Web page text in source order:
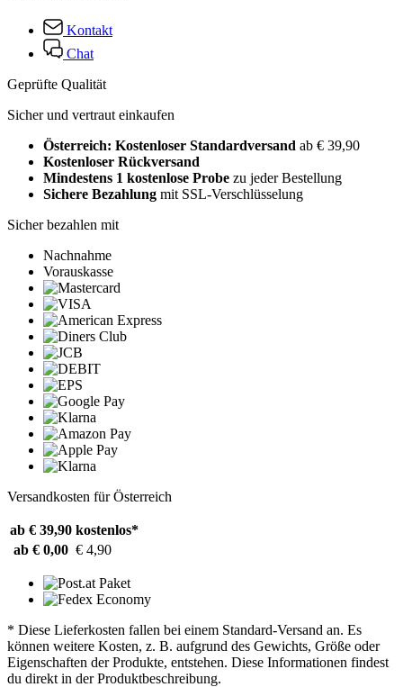
Kontakt
Chat
Geprüfte Qualität
Sicher und vertraut einkaufen
Österreich: Kostenloser Standardversand ab € 39,90
Kostenloser Rückversand
Mindestens 1 kostenlose Probe zu jeder Bestellung
Sichere Bezahlung mit SSL-Verschlüsselung
Sicher bezahlen mit
Nachnahme
Vorauskasse
Versandkosten für Österreich
ab € 39,90 kostenlos*
ab € 0,00 € 4,90
* Diese Lieferkosten fallen bei einem Standard-Versand an. Es
können weitere Kosten, z. B. aufgrund des Gewichts, Größe oder
Eigenschaften der Produkte, entstehen. Diese Informationen findest
du direkt in der Produktbeschreibung.